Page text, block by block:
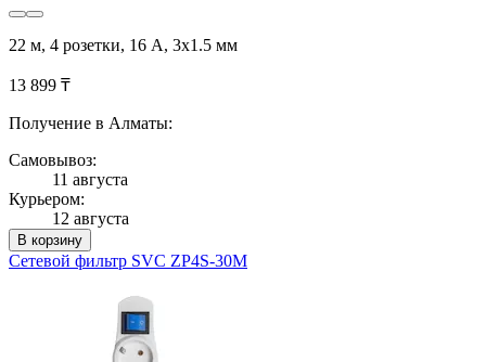
22 м, 4 розетки, 16 А, 3x1.5 мм
13 899 ₸
Получение в Алматы:
Самовывоз:
11 августа
Курьером:
12 августа
В корзину
Сетевой фильтр SVC ZP4S-30M